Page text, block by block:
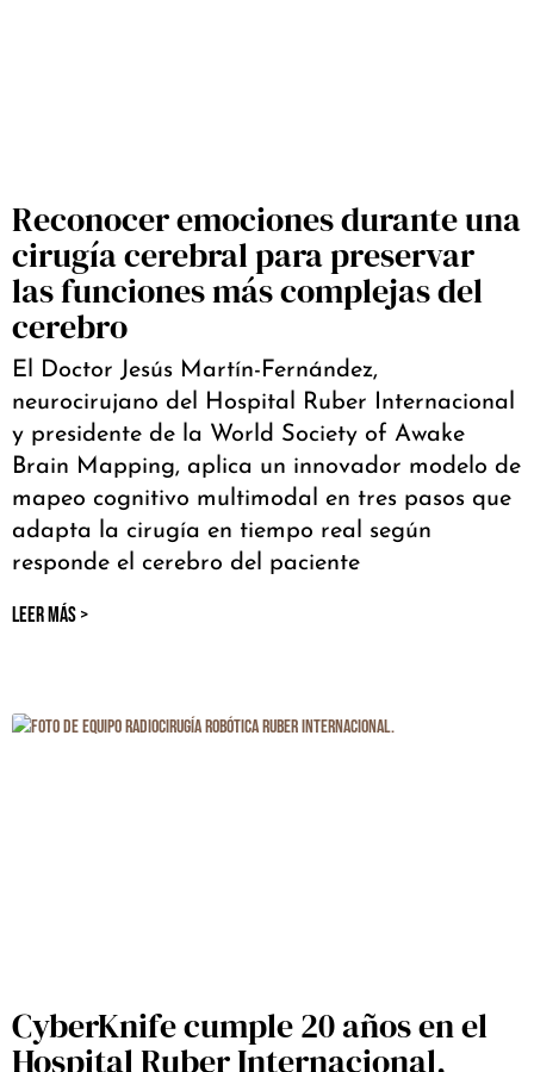
Reconocer emociones durante una
cirugía cerebral para preservar
las funciones más complejas del
cerebro
El Doctor Jesús Martín-Fernández,
neurocirujano del Hospital Ruber Internacional
y presidente de la World Society of Awake
Brain Mapping, aplica un innovador modelo de
mapeo cognitivo multimodal en tres pasos que
adapta la cirugía en tiempo real según
responde el cerebro del paciente
LEER MÁS >
CyberKnife cumple 20 años en el
Hospital Ruber Internacional,